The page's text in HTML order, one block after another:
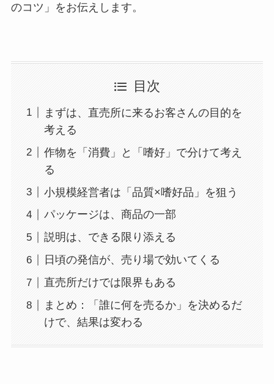
のコツ」をお伝えします。
目次
まずは、直売所に来るお客さんの目的を
考える
作物を「消費」と「嗜好」で分けて考え
る
小規模経営者は「品質×嗜好品」を狙う
パッケージは、商品の一部
説明は、できる限り添える
日頃の発信が、売り場で効いてくる
直売所だけでは限界もある
まとめ：「誰に何を売るか」を決めるだ
けで、結果は変わる